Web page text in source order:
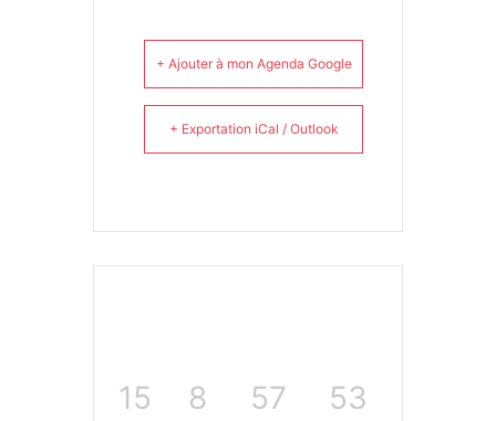
+ Ajouter à mon Agenda Google
+ Exportation iCal / Outlook
15 8 57 53